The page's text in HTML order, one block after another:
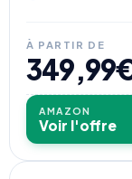
À PARTIR DE
AMAZON
Voir l'offre